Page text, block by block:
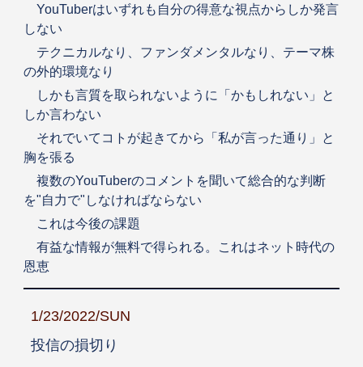
YouTuberはいずれも自分の得意な視点からしか発言
しない
テクニカルなり、ファンダメンタルなり、テーマ株
の外的環境なり
しかも言質を取られないように「かもしれない」と
しか言わない
それでいてコトが起きてから「私が言った通り」と
胸を張る
複数のYouTuberのコメントを聞いて総合的な判断
を"自力で"しなければならない
これは今後の課題
有益な情報が無料で得られる。これはネット時代の
恩恵
1/23/2022/SUN
投信の損切り